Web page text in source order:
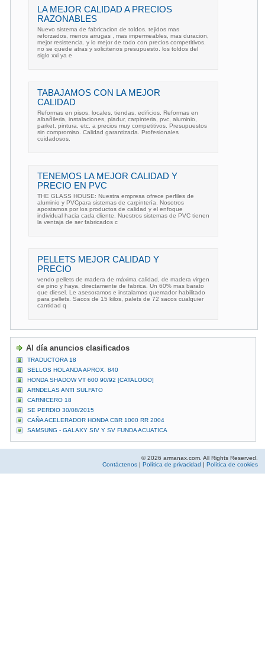
LA MEJOR CALIDAD A PRECIOS
RAZONABLES
Nuevo sistema de fabricacion de toldos. tejidos mas
reforzados, menos arrugas , mas impermeables, mas duracion,
mejor resistencia. y lo mejor de todo con precios competitivos.
no se quede atras y solicitenos presupuesto. los toldos del
siglo xxi ya e
TABAJAMOS CON LA MEJOR
CALIDAD
Reformas en pisos, locales, tiendas, edificios. Reformas en
albañileria, instalaciones, pladur, carpinteria, pvc, aluminio,
parket, pintura, etc. a precios muy competitivos. Presupuestos
sin compromiso. Calidad garantizada. Profesionales
cuidadosos.
TENEMOS LA MEJOR CALIDAD Y
PRECIO EN PVC
THE GLASS HOUSE: Nuestra empresa ofrece perfiles de
aluminio y PVCpara sistemas de carpintería. Nosotros
apostamos por los productos de calidad y el enfoque
individual hacia cada cliente. Nuestros sistemas de PVC tienen
la ventaja de ser fabricados c
PELLETS MEJOR CALIDAD Y
PRECIO
vendo pellets de madera de máxima calidad, de madera virgen
de pino y haya, directamente de fabrica. Un 60% mas barato
que diesel. Le asesoramos e instalamos quemador habilitado
para pellets. Sacos de 15 kilos, palets de 72 sacos cualquier
cantidad q
Al día anuncios clasificados
TRADUCTORA 18
SELLOS HOLANDA APROX. 840
HONDA SHADOW VT 600 90/92 [CATALOGO]
ARNDELAS ANTI SULFATO
CARNICERO 18
SE PERDIO 30/08/2015
CAÑA ACELERADOR HONDA CBR 1000 RR 2004
SAMSUNG - GALAXY SIV Y SV FUNDA ACUATICA
© 2026 armanax.com. All Rights Reserved.
Contáctenos | Política de privacidad | Política de cookies